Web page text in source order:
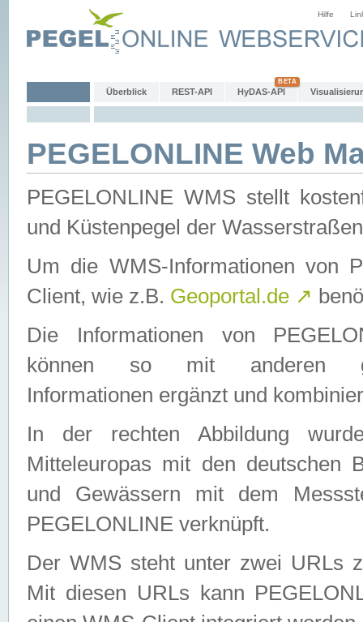
Hilfe
Überblick REST-API HyDAS-API
PEGELONLINE Web
PEGELONLINE WMS stellt
und Küstenpegel der
Um die WMS-Informationen von
Client, wie z.B. Geoportal.de ↗
Die Informationen von
können so mit anderen
Informationen ergänzt und
In der rechten Abbildung
Mitteleuropas mit den deutschen
und Gewässern mit dem
PEGELONLINE verknüpft.
Der WMS steht unter zwei URLs
Mit diesen URLs kann